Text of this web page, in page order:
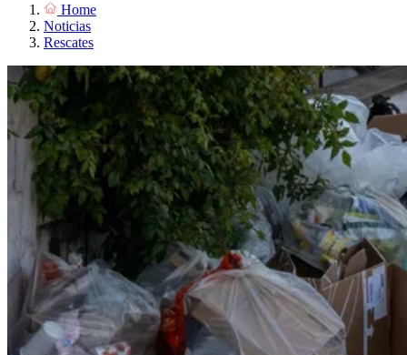
Home
Noticias
Rescates